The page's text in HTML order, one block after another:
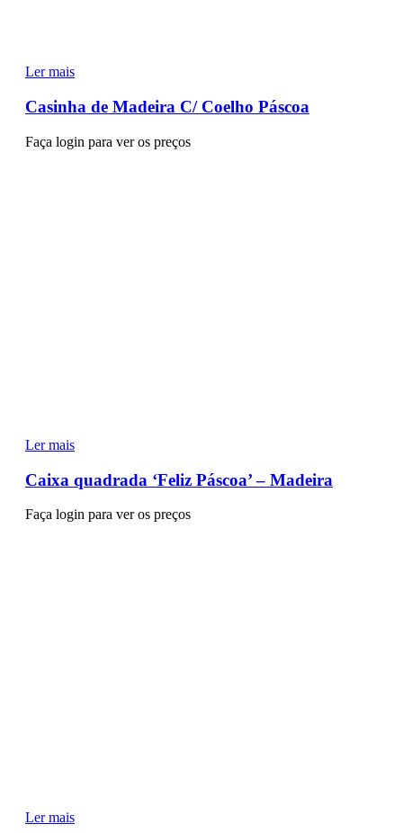
Ler mais
Casinha de Madeira C/ Coelho Páscoa
Faça login para ver os preços
Ler mais
Caixa quadrada ‘Feliz Páscoa’ – Madeira
Faça login para ver os preços
Ler mais